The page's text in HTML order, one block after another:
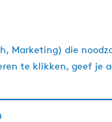
Marketing) die
te klikken, geef je